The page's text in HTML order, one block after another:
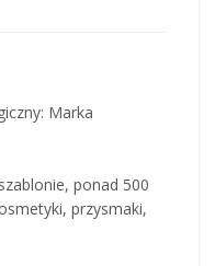
Marka
ponad 500
przysmaki,